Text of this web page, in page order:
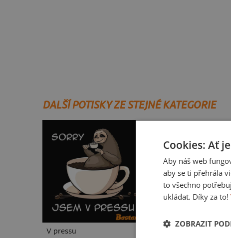
DALŠÍ POTISKY ZE STEJNÉ KATEGORIE
V pressu
Cookies: Ať
Aby náš web
aby se ti přehrála
to všechno
ukládat. Díky za to!
ZOBRAZIT